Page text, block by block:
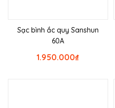
Sạc bình ắc quy Sanshun
60A
₫
1.950.000